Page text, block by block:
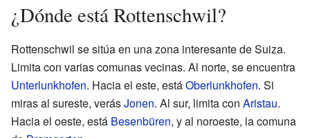
¿Dónde está Rottenschwil?
Rottenschwil se sitúa en una zona interesante de Suiza.
Limita con varias comunas vecinas. Al norte, se encuentra
Unterlunkhofen. Hacia el este, estáOberlunkhofen. Si
miras al sureste, verásJonen. Al sur, limita con Aristau.
Hacia el oeste, está Besenbüren, y al noroeste, la comuna